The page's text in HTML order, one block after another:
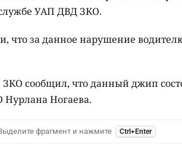
УАП ДВД ЗКО.
что за данное нарушение
ЗКО сообщил, что данный джип
Нурлана Ногаева.
фрагмент и нажмите Ctrl+Enter